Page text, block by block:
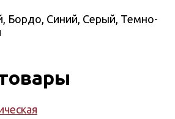
Бордо, Синий, Серый, Темно-